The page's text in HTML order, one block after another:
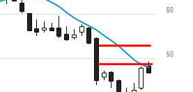
50
60